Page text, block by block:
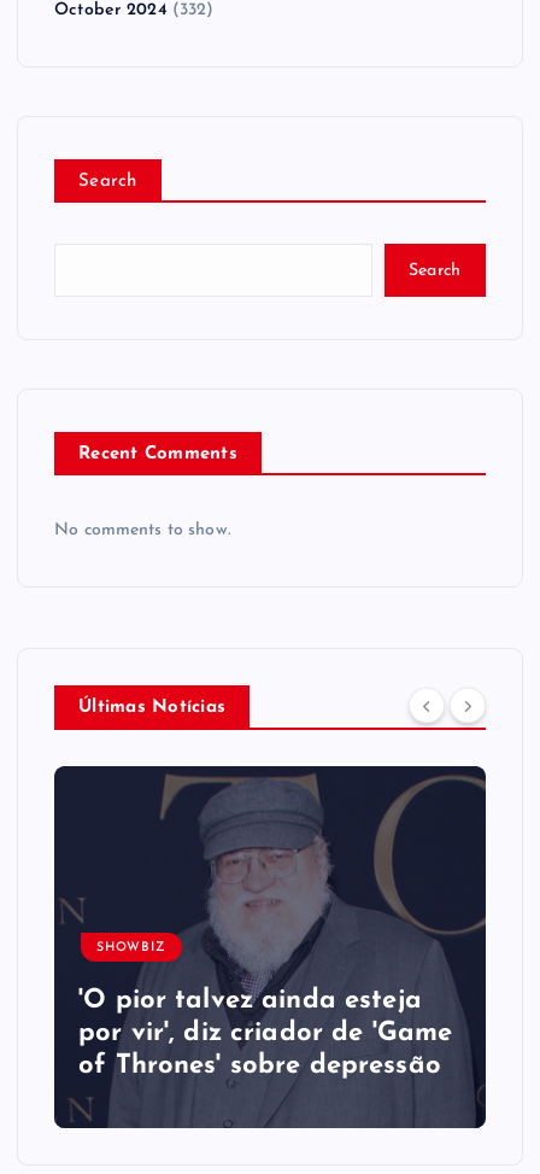
October 2024 (332)
Search
Search
Recent Comments
No comments to show.
Últimas Notícias
SHOWBIZ
'O pior talvez ainda esteja
por vir', diz criador de 'Game
of Thrones' sobre depressão